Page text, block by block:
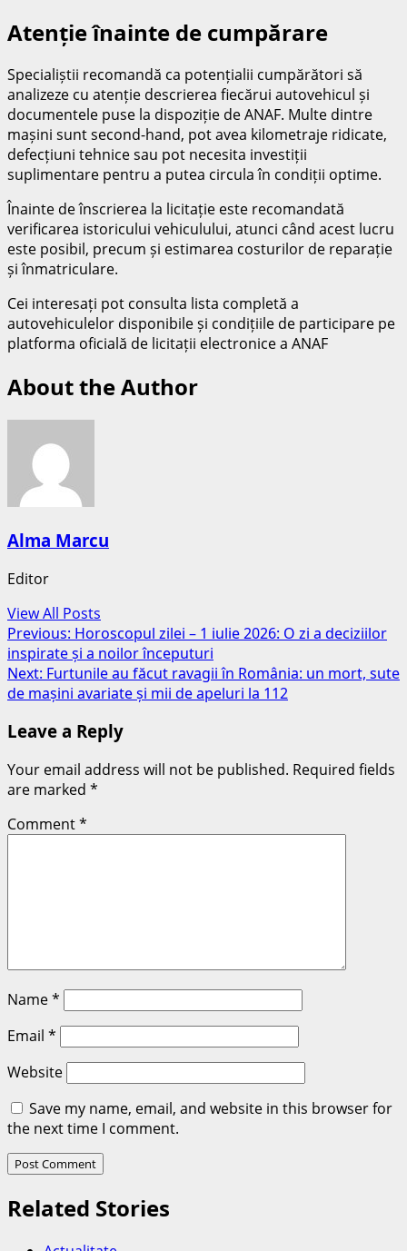
Atenție înainte de cumpărare
Specialiștii recomandă ca potențialii cumpărători să
analizeze cu atenție descrierea fiecărui autovehicul și
documentele puse la dispoziție de ANAF. Multe dintre
mașini sunt second-hand, pot avea kilometraje ridicate,
defecțiuni tehnice sau pot necesita investiții
suplimentare pentru a putea circula în condiții optime.
Înainte de înscrierea la licitație este recomandată
verificarea istoricului vehiculului, atunci când acest lucru
este posibil, precum și estimarea costurilor de reparație
și înmatriculare.
Cei interesați pot consulta lista completă a
autovehiculelor disponibile și condițiile de participare pe
platforma oficială de licitații electronice a ANAF
About the Author
Alma Marcu
Editor
View All Posts
Post
navigation
Previous: Horoscopul zilei – 1 iulie 2026: O zi a deciziilor
inspirate și a noilor începuturi
Next: Furtunile au făcut ravagii în România: un mort, sute
de mașini avariate și mii de apeluri la 112
Leave a Reply
Your email address will not be published. Required fields
are marked *
Comment*
Name*
Email *
Website
Save my name, email, and website in this browser for
the next time I comment.
Related Stories